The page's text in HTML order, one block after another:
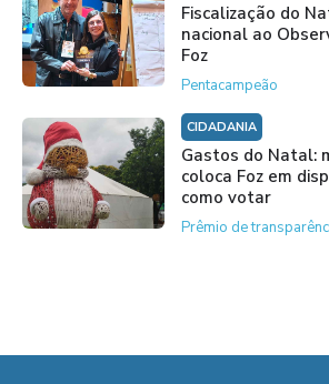
Fiscalização do
nacional ao
Foz
Pentacampeão
CIDADANIA
Gastos do Natal:
coloca Foz em
como votar
Prêmio de